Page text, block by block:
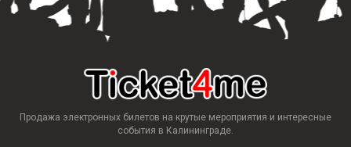
Продажа электронных билетов на крутые мероприятия и интересные
события в Калининграде.